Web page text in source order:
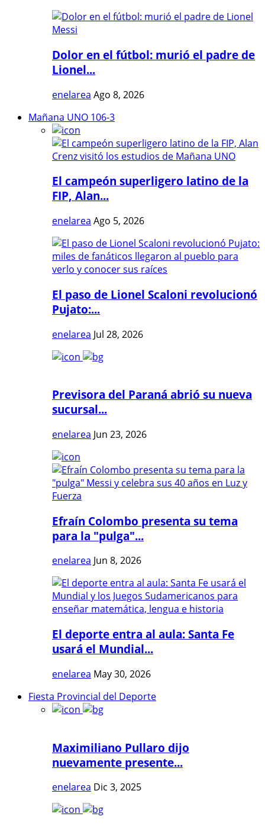
Dolor en el fútbol: murió el padre de
Lionel...
enelarea Ago 8, 2026
Mañana UNO 106-3
El campeón superligero latino de la
FIP, Alan...
enelarea Ago 5, 2026
El paso de Lionel Scaloni revolucionó
Pujato:...
enelarea Jul 28, 2026
Previsora del Paraná abrió su nueva
sucursal...
enelarea Jun 23, 2026
Efraín Colombo presenta su tema
para la "pulga"...
enelarea Jun 8, 2026
El deporte entra al aula: Santa Fe
usará el Mundial...
enelarea May 30, 2026
Fiesta Provincial del Deporte
Maximiliano Pullaro dijo
nuevamente presente...
enelarea Dic 3, 2025